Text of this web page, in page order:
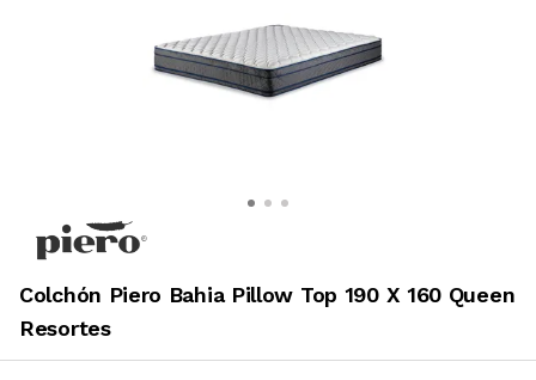
Colchón Piero Bahia Pillow Top 190 X 160 Queen
Resortes